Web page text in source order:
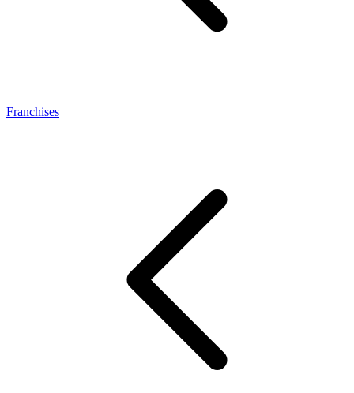
Franchises